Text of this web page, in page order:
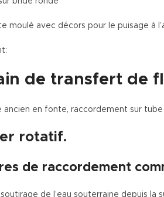
moulé avec décors pour le puisage à
de transfert de
ancien en fonte, raccordement sur
rotatif.
de raccordement
de l’eau souterraine depuis la